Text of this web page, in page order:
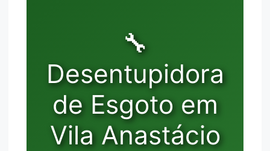
🔧
Desentupidora
de Esgoto em
Vila Anastácio